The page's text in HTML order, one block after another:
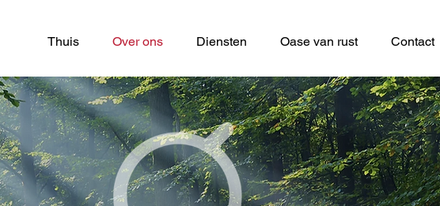
Thuis Over ons Diensten Oase van rust Contact